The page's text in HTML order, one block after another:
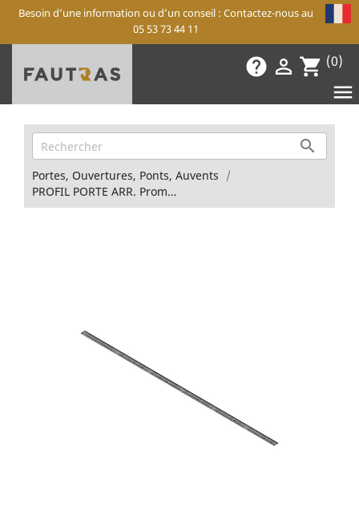
Besoin d’une information ou d’un conseil : Contactez-nous au
05 53 73 44 11
help  shopping_cart (0)


Portes, Ouvertures, Ponts, Auvents
PROFIL PORTE ARR. Promax E3